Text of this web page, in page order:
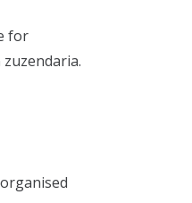
for